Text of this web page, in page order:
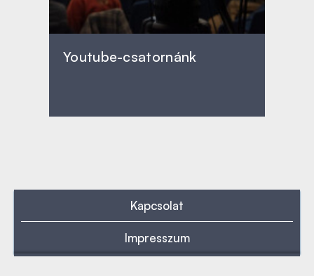
Youtube-csatornánk
Kapcsolat
Impresszum